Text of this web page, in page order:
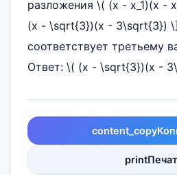
разложения \( (x - x_1)(x -
(x - \sqrt{3})(x - 3\sqrt{3}) \]
соответствует третьему
Ответ: \( (x - \sqrt{3})(x -
content_copy
print